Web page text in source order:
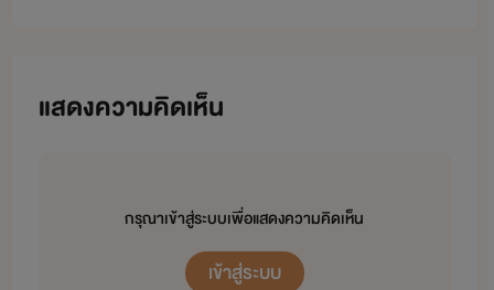
แสดงความคิดเห็น
กรุณาเข้าสู่ระบบเพื่อแสดงความคิดเห็น
เข้าสู่ระบบ